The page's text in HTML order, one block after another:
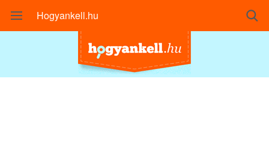
Hogyankell.hu